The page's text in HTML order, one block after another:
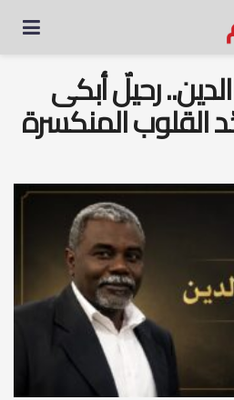
رحيلٌ أبكى
القلوب المنكسرة